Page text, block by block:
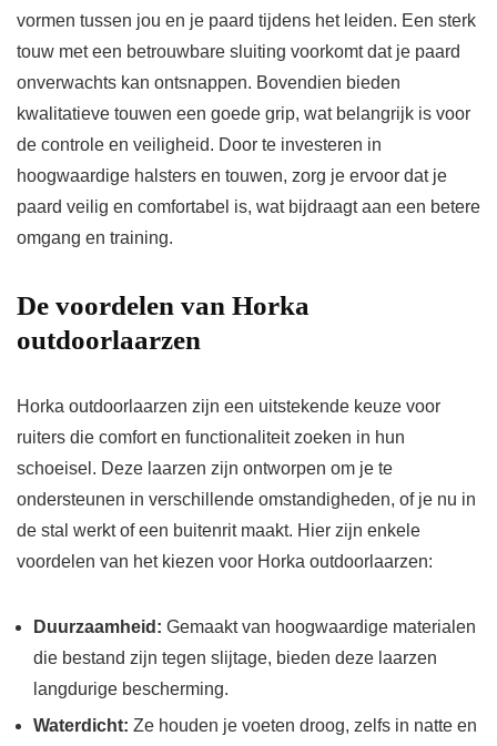
vormen tussen jou en je paard tijdens het leiden. Een sterk
touw met een betrouwbare sluiting voorkomt dat je paard
onverwachts kan ontsnappen. Bovendien bieden
kwalitatieve touwen een goede grip, wat belangrijk is voor
de controle en veiligheid. Door te investeren in
hoogwaardige halsters en touwen, zorg je ervoor dat je
paard veilig en comfortabel is, wat bijdraagt aan een betere
omgang en training.
De voordelen van Horka
outdoorlaarzen
Horka outdoorlaarzen zijn een uitstekende keuze voor
ruiters die comfort en functionaliteit zoeken in hun
schoeisel. Deze laarzen zijn ontworpen om je te
ondersteunen in verschillende omstandigheden, of je nu in
de stal werkt of een buitenrit maakt. Hier zijn enkele
voordelen van het kiezen voor Horka outdoorlaarzen:
Duurzaamheid: Gemaakt van hoogwaardige materialen
die bestand zijn tegen slijtage, bieden deze laarzen
langdurige bescherming.
Waterdicht: Ze houden je voeten droog, zelfs in natte en